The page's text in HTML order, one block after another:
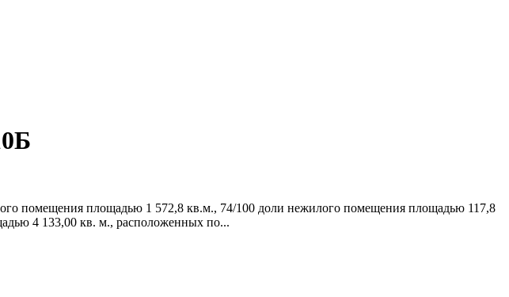
помещения площадью 1 572,8 кв.м., 74/100 доли нежилого помещения площадью 117,8
4 133,00 кв. м., расположенных по...